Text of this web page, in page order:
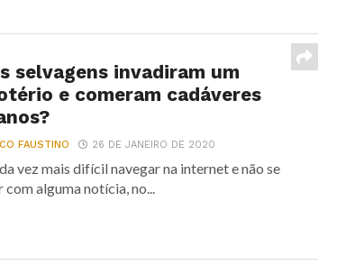
selvagens invadiram um
e comeram cadáveres
FAUSTINO 26 DE JANEIRO DE 2020
vez mais difícil navegar na internet e não se
com alguma notícia, no...